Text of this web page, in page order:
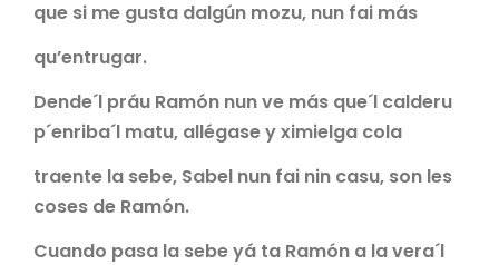
que si me gusta dalgún mozu, nun fai más
qu’entrugar.
Dende´l práu Ramón nun ve más que´l calderu
p´enriba´l matu, allégase y ximielga cola
traente la sebe, Sabel nun fai nin casu, son les
coses de Ramón.
Cuando pasa la sebe yá ta Ramón a la vera´l